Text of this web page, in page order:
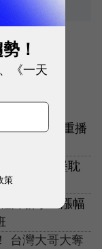
創新低，重播
？「被漢堡耽
師薪水「漲幅
台灣大哥大奪
！
《一天
策